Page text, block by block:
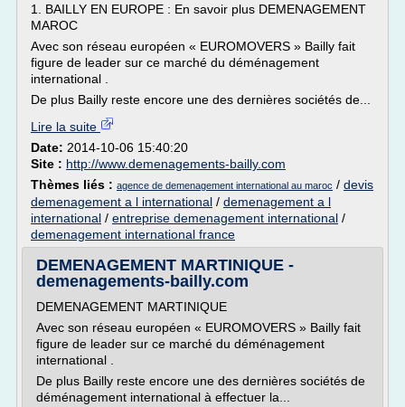
1. BAILLY EN EUROPE : En savoir plus DEMENAGEMENT
MAROC
Avec son réseau européen « EUROMOVERS » Bailly fait
figure de leader sur ce marché du déménagement
international .
De plus Bailly reste encore une des dernières sociétés de...
Lire la suite
Date: 2014-10-06 15:40:20
Site : http://www.demenagements-bailly.com
Thèmes liés : agence de demenagement international au maroc / devis
demenagement a l international / demenagement a l
international / entreprise demenagement international /
demenagement international france
DEMENAGEMENT MARTINIQUE -
demenagements-bailly.com
DEMENAGEMENT MARTINIQUE
Avec son réseau européen « EUROMOVERS » Bailly fait
figure de leader sur ce marché du déménagement
international .
De plus Bailly reste encore une des dernières sociétés de
déménagement international à effectuer la...